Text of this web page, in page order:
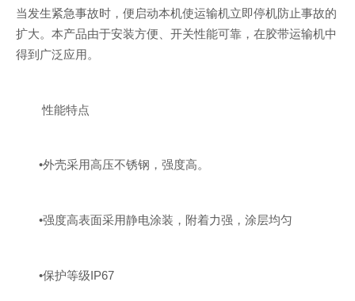
当发生紧急事故时，便启动本机使运输机立即停机防止事故的
扩大。本产品由于安装方便、开关性能可靠，在胶带运输机中
得到广泛应用。
性能特点
•外壳采用高压不锈钢，强度高。
•强度高表面采用静电涂装，附着力强，涂层均匀
•保护等级IP67